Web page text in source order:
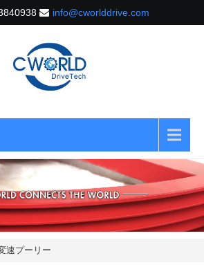
info@cworlddrive.com
速プーリー